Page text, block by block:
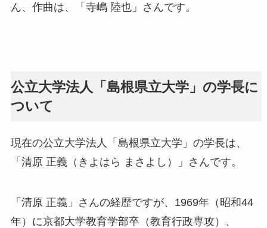
ん、作曲は、「寺嶋 陸也」さんです。
公立大学法人「島根県立大学」の学長に
ついて
現在の公立大学法人「島根県立大学」の学長は、
「清原 正義（きよはら まさよし）」さんです。
「清原 正義」さんの経歴ですが、1969年（昭和44
年）に京都大学教育学部卒（教育行政専攻）、